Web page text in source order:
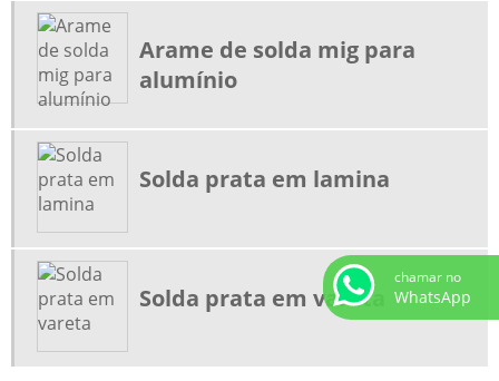
ESTANHO PARA SOLDA COMPRAR
ESTANHO PARA SOLDA PREÇO
FLUXO PARA SOLDA PRATA
FLUXO PARA SOLDA PRATA PREÇO
BICO DE CORTE PARA SOLDA COMPRAR
EQUIPAMENTOS DE SOLDA E CORTE
MAÇARICO PARA CORTE E SOLDA
MAÇARICO PORTÁTIL PARA SOLDA
REFIL DE GÁS PARA MAÇARICO PORTÁTIL
Arame de solda mig para
alumínio
Solda prata em lamina
Solda prata em vareta
chamar no
WhatsApp